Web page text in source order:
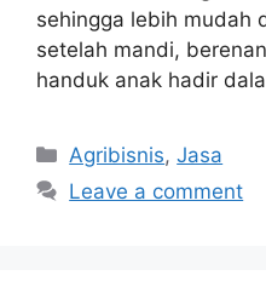
sehingga lebih mudah
setelah mandi,
handuk anak hadir
Categories
Agribisnis,Jasa
Leave a comment